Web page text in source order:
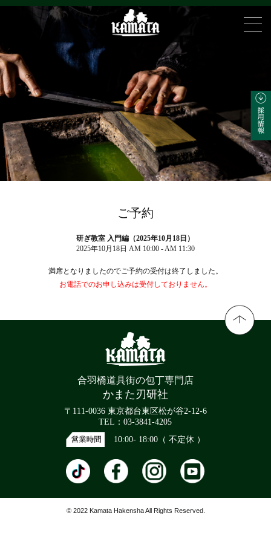
ご予約
研ぎ教室 入門編（2025年10月18日）
2025年10月18日 AM 10:00 - AM 11:30
満席となりましたのでご予約の受付は終了しました。
お電話でのお申し込みは受付しておりません。
合羽橋道具街の包丁専門店
かまた刃研社
〒111-0036 東京都台東区松が谷2-12-6
TEL：03-3841-4205
10:00- 18:00（ 不定休 ）
© 2022 Kamata Hakensha All Rights Reserved.